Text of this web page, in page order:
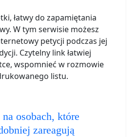
łatwy do zapamiętania
W tym serwisie możesz
petycji podczas jej
Czytelny link łatwiej
wspomnieć w rozmowie
listu.
osobach, które
zareagują